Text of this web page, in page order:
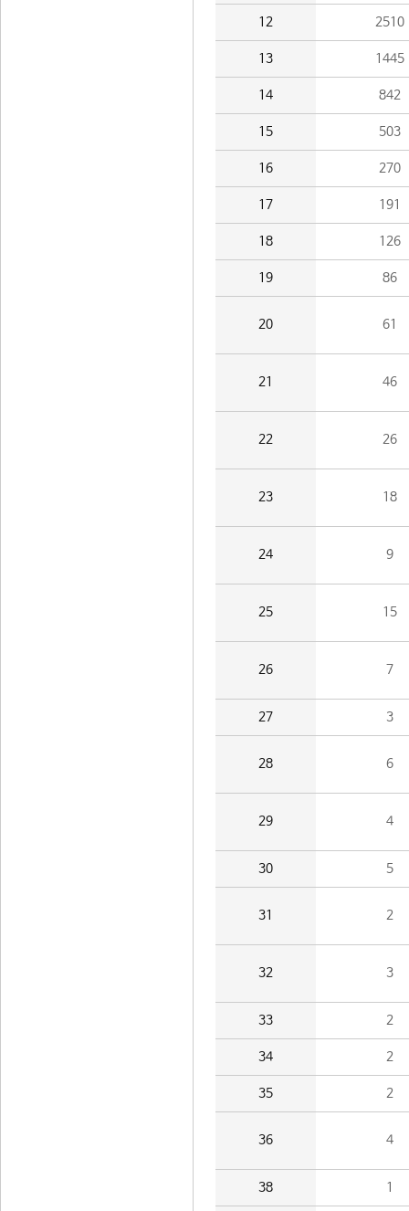
12 2510
13 1445
14 842
15 503
16 270
17 191
18 126
19 86
20 61
21 46
22 26
23 18
24 9
25 15
26 7
27 3
28 6
29 4
30 5
31 2
32 3
33 2
34 2
35 2
36 4
38 1